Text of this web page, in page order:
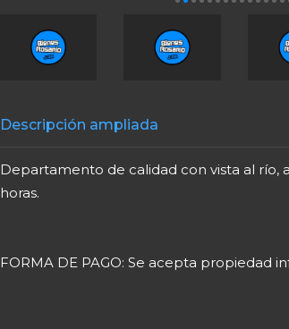
Descripción ampliada
Departamento de calidad con vista al río,
horas.
FORMA DE PAGO: Se acepta propiedad